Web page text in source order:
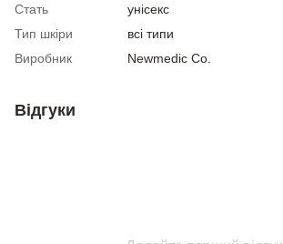
Стать
унісекс
Тип шкіри
всі типи
Виробник
Newmedic Co.
Відгуки